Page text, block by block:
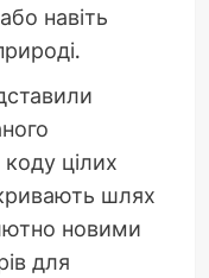
навіть
цілих
шлях
новими
для